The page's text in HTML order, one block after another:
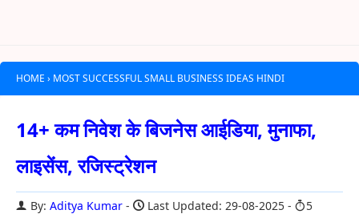
HOME › MOST SUCCESSFUL SMALL BUSINESS IDEAS HINDI
14+ कम निवेश के बिजनेस आईडिया, मुनाफा,
लाइसेंस, रजिस्ट्रेशन
By: Aditya Kumar Last Updated: 29-08-2025
5